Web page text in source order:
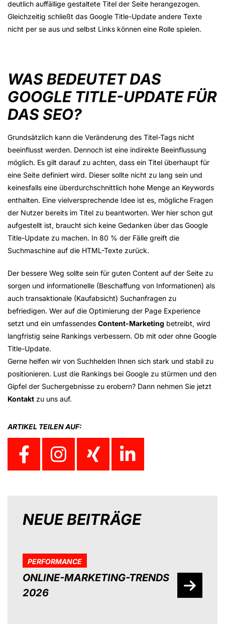
deutlich auffällige gestaltete Titel der Seite herangezogen.
Gleichzeitig schließt das Google Title-Update andere Texte
nicht per se aus und selbst Links können eine Rolle spielen.
WAS BEDEUTET DAS
GOOGLE TITLE-UPDATE FÜR
DAS SEO?
Grundsätzlich kann die Veränderung des Titel-Tags nicht
beeinflusst werden. Dennoch ist eine indirekte Beeinflussung
möglich. Es gilt darauf zu achten, dass ein Titel überhaupt für
eine Seite definiert wird. Dieser sollte nicht zu lang sein und
keinesfalls eine überdurchschnittlich hohe Menge an Keywords
enthalten. Eine vielversprechende Idee ist es, mögliche Fragen
der Nutzer bereits im Titel zu beantworten. Wer hier schon gut
aufgestellt ist, braucht sich keine Gedanken über das Google
Title-Update zu machen. In 80 % der Fälle greift die
Suchmaschine auf die HTML-Texte zurück.
Der bessere Weg sollte sein für guten Content auf der Seite zu
sorgen und informationelle (Beschaffung von Informationen) als
auch transaktionale (Kaufabsicht) Suchanfragen zu
befriedigen. Wer auf die Optimierung der Page Experience
setzt und ein umfassendes Content-Marketing betreibt, wird
langfristig seine Rankings verbessern. Ob mit oder ohne Google
Title-Update.
Gerne helfen wir von Suchhelden Ihnen sich stark und stabil zu
positionieren. Lust die Rankings bei Google zu stürmen und den
Gipfel der Suchergebnisse zu erobern? Dann nehmen Sie jetzt
Kontakt zu uns auf.
ARTIKEL TEILEN AUF:
NEUE BEITRÄGE
PERFORMANCE
ONLINE-MARKETING-TRENDS
2026